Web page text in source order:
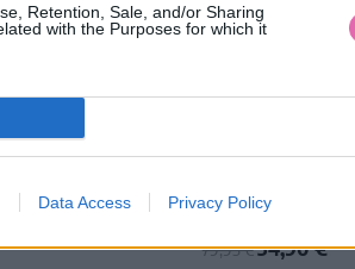
Retention, Sale, and/or Sharing
with the Purposes for which it
Data Access Privacy Policy
VÝPREDAJ -56%
BLUTSGESCHWISTER ŠATY
LÚKA
79,95 €34,90 €